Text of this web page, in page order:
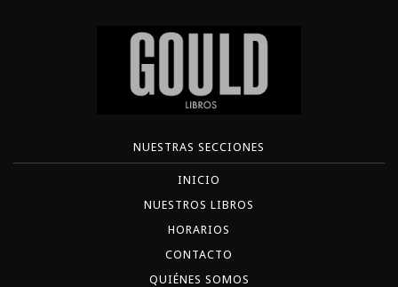
NUESTRAS SECCIONES
INICIO
NUESTROS LIBROS
HORARIOS
CONTACTO
QUIÉNES SOMOS